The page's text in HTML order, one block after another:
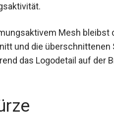
Mesh bleibst
und die
das Logodetail auf der